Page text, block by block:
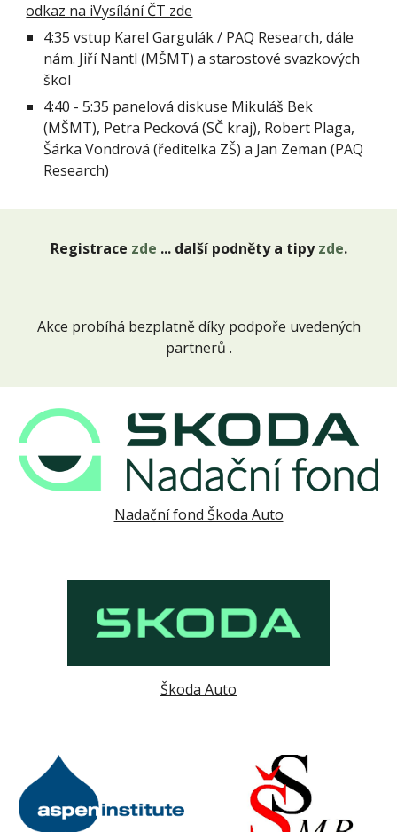
odkaz na iVysílání ČT zde
4:35 vstup Karel Gargulák / PAQ Research, dále
nám. Jiří Nantl (MŠMT) a starostové svazkových
škol
4:40 - 5:35 panelová diskuse Mikuláš Bek
(MŠMT), Petra Pecková (SČ kraj), Robert Plaga,
Šárka Vondrová (ředitelka ZŠ) a Jan Zeman (PAQ
Research)
Registrace zde ... další podněty a tipyzde.
Akce probíhá bezplatně díky podpoře uvedených
partnerů .
Nadační fond Škoda Auto
Škoda Auto